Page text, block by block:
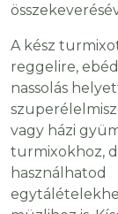
A kész
reggelire,
nassolás
vagy házi
turmixokhoz,
használhatod